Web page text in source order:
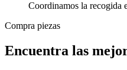
Coordinamos la recogida
Compra piezas
Encuentra las